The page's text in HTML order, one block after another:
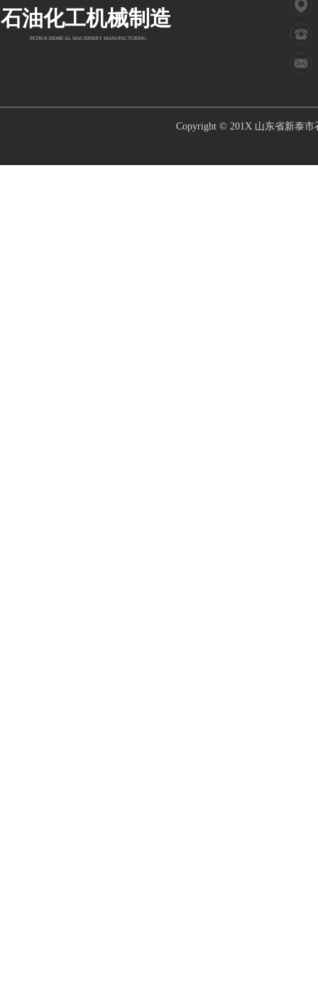
Copyright © 201X 山东省新泰市
石油化工机械制造
PETROCHEMICAL MACHINERY MANUFACTURING